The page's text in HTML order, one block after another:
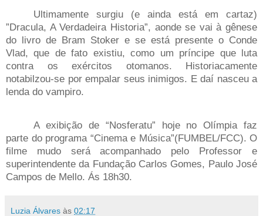
Ultimamente surgiu (e ainda está em cartaz)
”Dracula, A Verdadeira Historia”, aonde se vai à gênese
do livro de Bram Stoker e se está presente o Conde
Vlad, que de fato existiu, como um príncipe que luta
contra os exércitos otomanos. Historiacamente
notabilzou-se por empalar seus inimigos. E daí nasceu a
lenda do vampiro.
A exibição de “Nosferatu” hoje no Olímpia faz
parte do programa “Cinema e Música”(FUMBEL/FCC). O
filme mudo será acompanhado pelo Professor e
superintendente da Fundação Carlos Gomes, Paulo José
Campos de Mello. Ás 18h30.
Luzia Álvares às 02:17